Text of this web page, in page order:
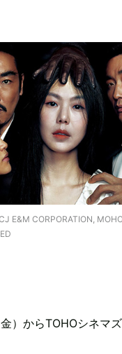
E&M CORPORATION,
）からTOHOシネマ